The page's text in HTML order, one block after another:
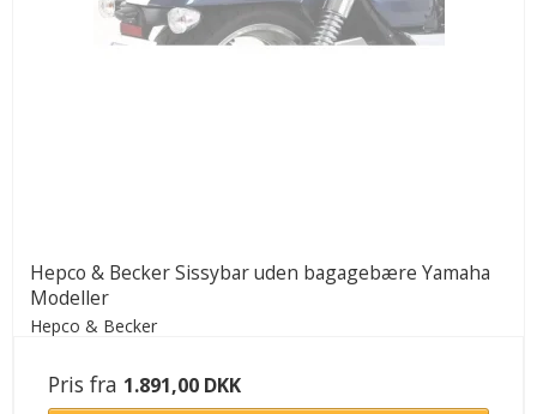
Hepco & Becker Sissybar uden bagagebære Yamaha
Modeller
Hepco & Becker
Pris fra 1.891,00 DKK